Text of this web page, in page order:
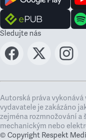
Sledujte nás
Autorská práva vykonává
vydavatele je zakázáno
zejména rozmnožování a
mechanickým nebo
© Copyright Respekt